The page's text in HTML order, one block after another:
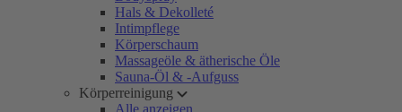
Hals & Dekolleté
Intimpflege
Körperschaum
Massageöle & ätherische Öle
Sauna-Öl & -Aufguss
Körperreinigung
Alle anzeigen